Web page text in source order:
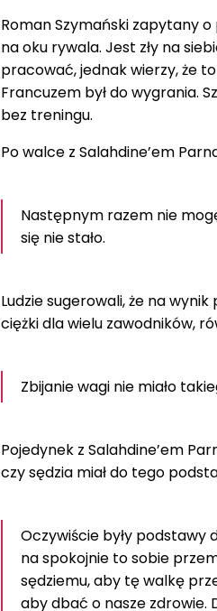
Roman Szymański zapytany
na oku rywala. Jest zły na
pracować, jednak wierzy, że
Francuzem był do wygrania.
bez treningu.
Po walce z Salahdine’em
Następnym razem nie
się nie stało.
Ludzie sugerowali, że na
ciężki dla wielu zawodników,
Zbijanie wagi nie miało
Pojedynek z Salahdine’em
czy sędzia miał do tego
Oczywiście były podstawy
na spokojnie to sobie
sędziemu, aby tę walkę
aby dbać o nasze zdrowie.